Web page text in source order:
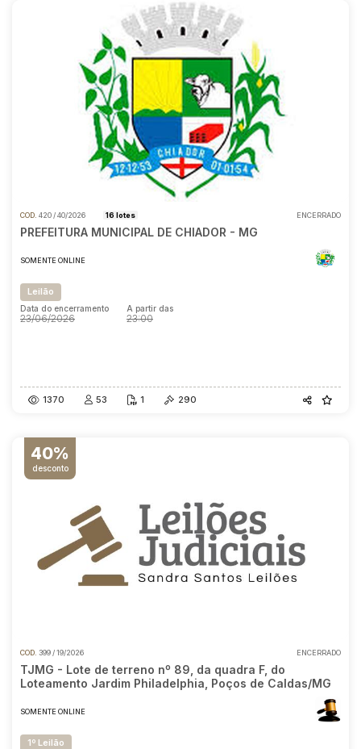
COD. 420 / 40/2026 16 lotes ENCERRADO
PREFEITURA MUNICIPAL DE CHIADOR - MG
SOMENTE ONLINE
Leilão
Data do encerramento
23/06/2026
A partir das
23:00
1370 53 1 290
40%
desconto
COD. 399 / 19/2026 ENCERRADO
TJMG - Lote de terreno nº 89, da quadra F, do
Loteamento Jardim Philadelphia, Poços de Caldas/MG
SOMENTE ONLINE
1º Leilão